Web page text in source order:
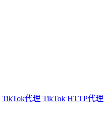
TikTok代理 TikTok HTTP代理